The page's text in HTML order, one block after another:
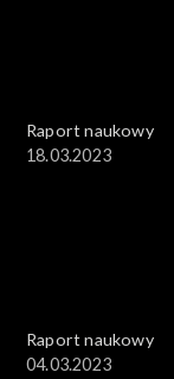
Raport naukowy
18.03.2023
Raport naukowy
04.03.2023